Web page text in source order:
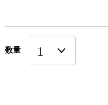
数量